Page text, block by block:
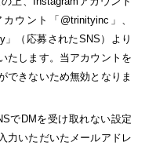
ウント「@trinityinc」、
（応募されたSNS）より
たします。当アカウントを
できないため無効となりま
でDMを受け取れない設定
力いただいたメールアドレ